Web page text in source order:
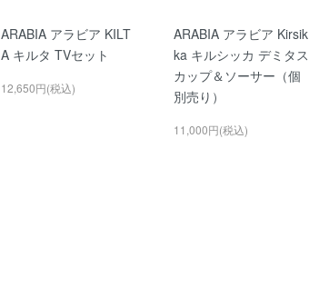
ARABIA アラビア KILT
A キルタ TVセット
12,650円(税込)
ARABIA アラビア Kirsik
ka キルシッカ デミタス
カップ＆ソーサー（個
別売り）
11,000円(税込)